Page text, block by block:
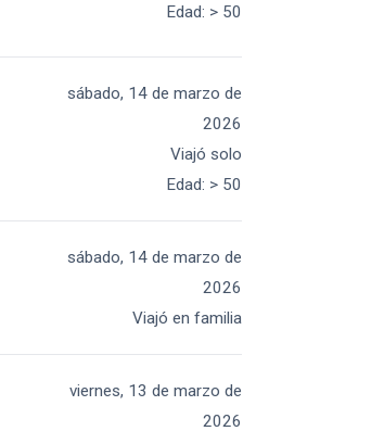
Edad: > 50
sábado, 14 de marzo de
2026
Viajó solo
Edad: > 50
sábado, 14 de marzo de
2026
Viajó en familia
viernes, 13 de marzo de
2026